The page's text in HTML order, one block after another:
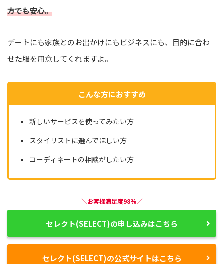
方でも安心。
デートにも家族とのお出かけにもビジネスにも、目的に合わ
せた服を用意してくれますよ。
こんな方におすすめ
新しいサービスを使ってみたい方
スタイリストに選んでほしい方
コーディネートの相談がしたい方
＼お客様満足度98%／
セレクト(SELECT)の申し込みはこちら
セレクト(SELECT)の公式サイトはこちら